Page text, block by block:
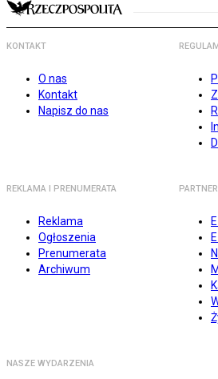
KONTAKT
O nas
Kontakt
Napisz do nas
REKLAMA I PRENUMERATA
Reklama
Ogłoszenia
Prenumerata
Archiwum
NASZE WYDARZENIA